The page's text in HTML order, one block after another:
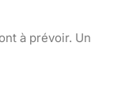
à prévoir. Un